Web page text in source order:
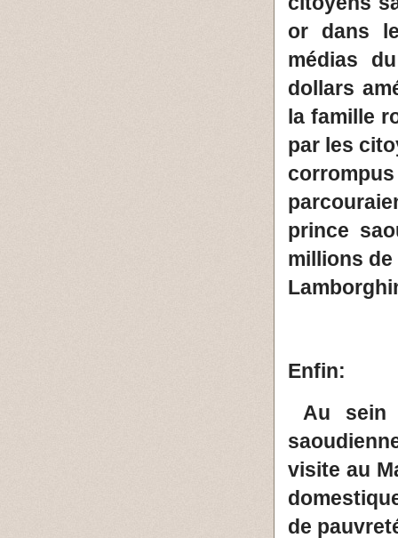
or dans
médias
dollars
la famille
par les
prince
millions
Enfin:
Au sein
visite au
de